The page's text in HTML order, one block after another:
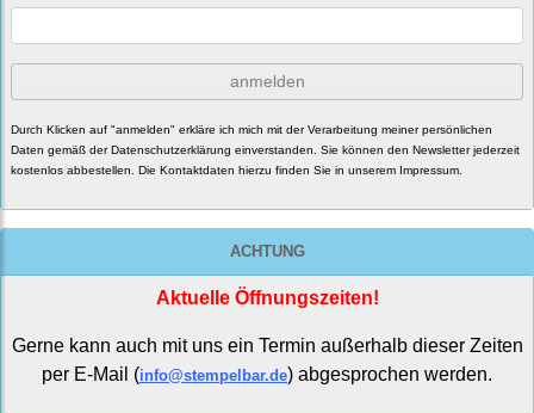
anmelden
Durch Klicken auf "anmelden" erkläre ich mich mit der Verarbeitung meiner persönlichen
Daten gemäß der Datenschutzerklärung einverstanden. Sie können den Newsletter jederzeit
kostenlos abbestellen. Die Kontaktdaten hierzu finden Sie in unserem Impressum.
ACHTUNG
Aktuelle Öffnungszeiten!
Gerne kann auch mit uns ein Termin außerhalb dieser Zeiten
per E-Mail (info@stempelbar.de) abgesprochen werden.